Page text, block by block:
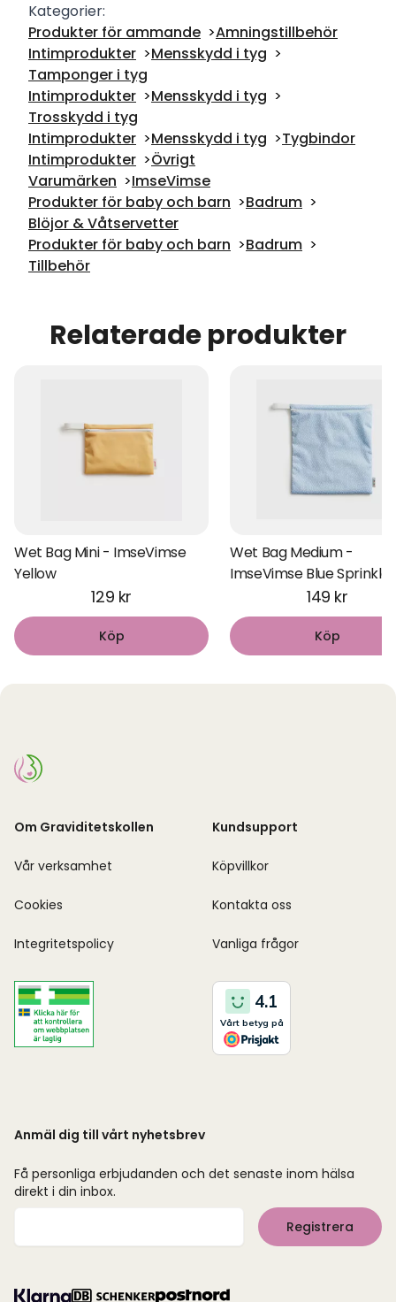
Kategorier:
Produkter för ammande
Amningstillbehör
Intimprodukter
Mensskydd i tyg
Tamponger i tyg
Intimprodukter
Mensskydd i tyg
Trosskydd i tyg
Intimprodukter
Mensskydd i tyg
Tygbindor
Intimprodukter
Övrigt
Varumärken
ImseVimse
Produkter för baby och barn
Badrum
Blöjor & Våtservetter
Produkter för baby och barn
Badrum
Tillbehör
Relaterade produkter
Wet Bag Mini - ImseVimse
Yellow
129 kr
Köp
Wet Bag Medium -
ImseVimse Blue Sprinkle
149 kr
Köp
Om Graviditetskollen
Vår verksamhet
Cookies
Integritetspolicy
Kundsupport
Köpvillkor
Kontakta oss
Vanliga frågor
Anmäl dig till vårt nyhetsbrev
Få personliga erbjudanden och det senaste inom hälsa
direkt i din inbox.
Registrera